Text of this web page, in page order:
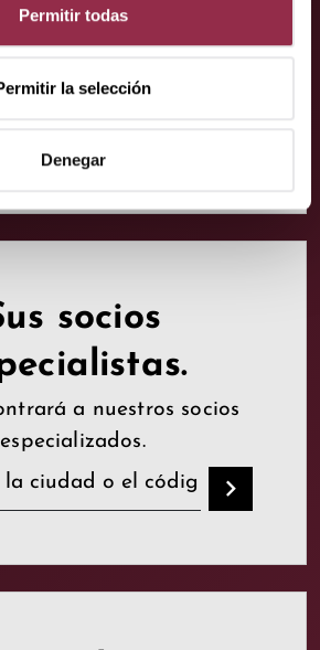
Permitir todas
la selección
Denegar
contacto.
donde nos necesite!
socios
a nuestros socios
especializados.